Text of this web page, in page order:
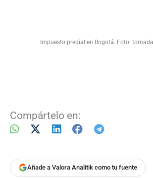
Impuesto predial en Bogotá. Foto:
Compártelo en:
Añade a Valora Analitik como tu fuente